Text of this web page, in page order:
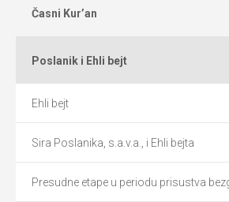
Časni Kur’an
Poslanik i Ehli bejt
Ehli bejt
Sira Poslanika, s.a.v.a., i Ehli bejta
Presudne etape u periodu prisustva